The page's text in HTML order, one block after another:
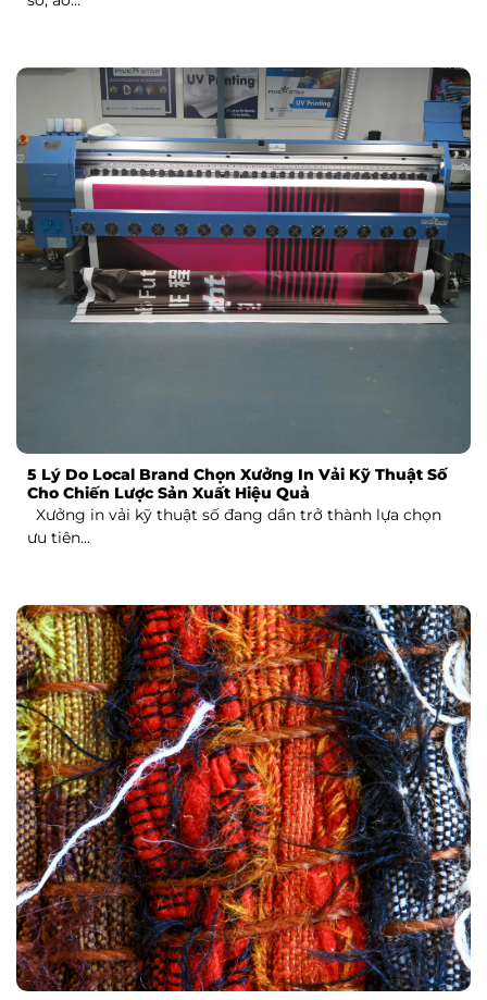
5 Lý Do Local Brand Chọn Xưởng In Vải Kỹ Thuật Số
Cho Chiến Lược Sản Xuất Hiệu Quả
Xưởng in vải kỹ thuật số đang dần trở thành lựa chọn
ưu tiên...